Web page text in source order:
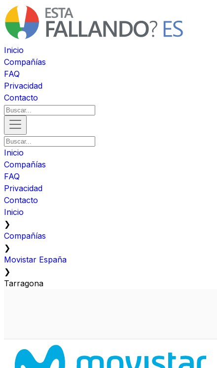
Inicio
Compañías
FAQ
Privacidad
Contacto
Inicio
Compañías
FAQ
Privacidad
Contacto
Inicio
❯
Compañías
❯
Movistar España
❯
Tarragona